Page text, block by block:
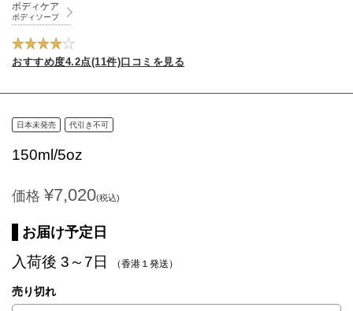
ボディケア
ボディソープ
おすすめ度4.2点(11件)口コミを見る
日本未発売 代引き不可
150ml/5oz
価格 ¥7,020(税込)
お届け予定日
入荷後 3～7日 （香港１発送）
売り切れ